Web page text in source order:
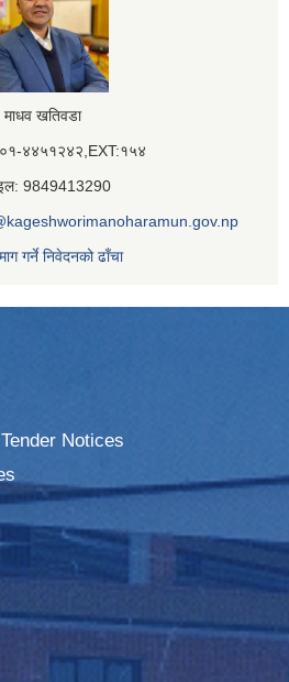
माधव खतिवडा
०१-४४५१२४२,EXT:१५४
9849413290
गर्ने निवेदनको ढाँचा
Notices